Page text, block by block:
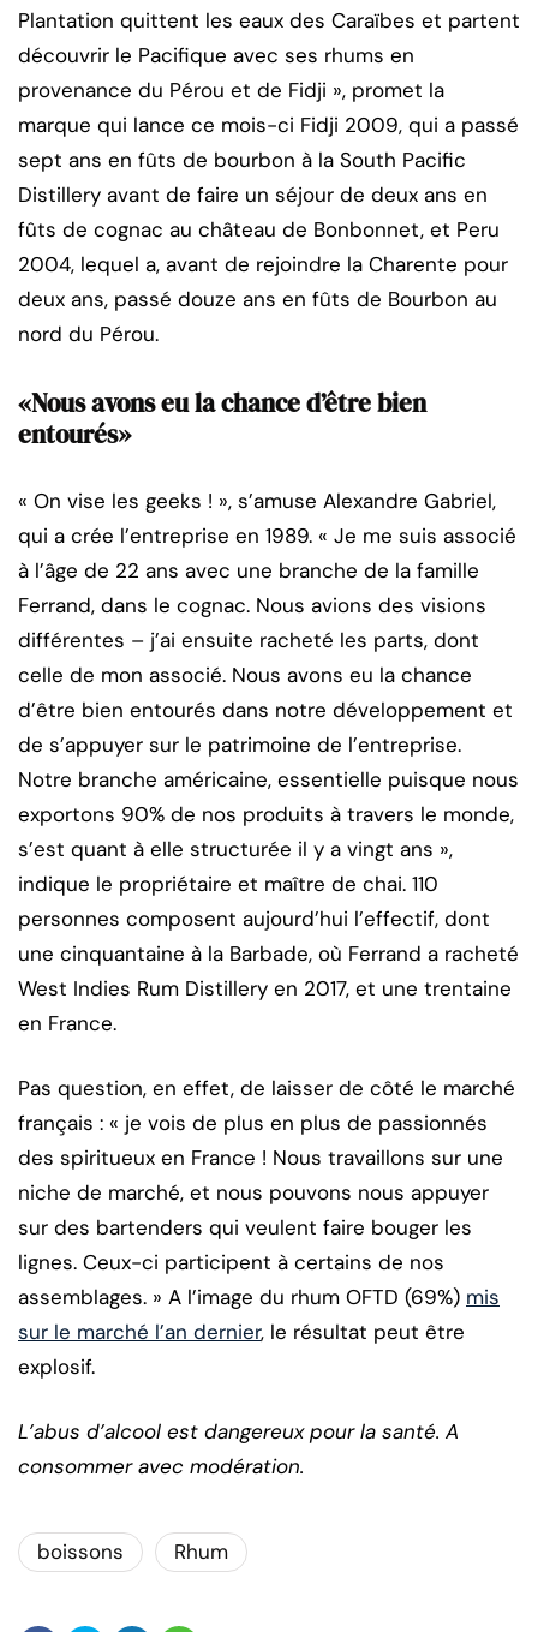
Plantation quittent les eaux des Caraïbes et partent
découvrir le Pacifique avec ses rhums en
provenance du Pérou et de Fidji », promet la
marque qui lance ce mois-ci Fidji 2009, qui a passé
sept ans en fûts de bourbon à la South Pacific
Distillery avant de faire un séjour de deux ans en
fûts de cognac au château de Bonbonnet, et Peru
2004, lequel a, avant de rejoindre la Charente pour
deux ans, passé douze ans en fûts de Bourbon au
nord du Pérou.
«Nous avons eu la chance d’être bien
entourés»
« On vise les geeks ! », s’amuse Alexandre Gabriel,
qui a crée l’entreprise en 1989. « Je me suis associé
à l’âge de 22 ans avec une branche de la famille
Ferrand, dans le cognac. Nous avions des visions
différentes – j’ai ensuite racheté les parts, dont
celle de mon associé. Nous avons eu la chance
d’être bien entourés dans notre développement et
de s’appuyer sur le patrimoine de l’entreprise.
Notre branche américaine, essentielle puisque nous
exportons 90% de nos produits à travers le monde,
s’est quant à elle structurée il y a vingt ans »,
indique le propriétaire et maître de chai. 110
personnes composent aujourd’hui l’effectif, dont
une cinquantaine à la Barbade, où Ferrand a racheté
West Indies Rum Distillery en 2017, et une trentaine
en France.
Pas question, en effet, de laisser de côté le marché
français : « je vois de plus en plus de passionnés
des spiritueux en France ! Nous travaillons sur une
niche de marché, et nous pouvons nous appuyer
sur des bartenders qui veulent faire bouger les
lignes. Ceux-ci participent à certains de nos
assemblages. » A l’image du rhum OFTD (69%) mis
sur le marché l’an dernier, le résultat peut être
explosif.
L’abus d’alcool est dangereux pour la santé. A
consommer avec modération.
boissons Rhum